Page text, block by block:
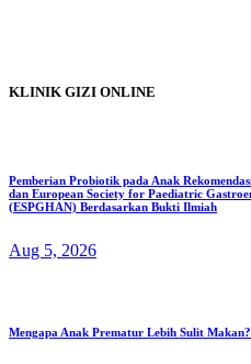
KLINIK GIZI ONLINE
Pemberian Probiotik pada Anak
dan European Society for Paediatric
(ESPGHAN) Berdasarkan Bukti Ilmiah
Aug 5, 2026
Mengapa Anak Prematur Lebih Sulit Makan?